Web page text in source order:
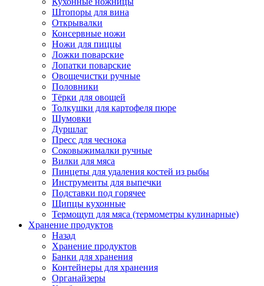
Штопоры для вина
Открывалки
Консервные ножи
Ножи для пиццы
Ложки поварские
Лопатки поварские
Овощечистки ручные
Половники
Тёрки для овощей
Толкушки для картофеля пюре
Шумовки
Дуршлаг
Пресс для чеснока
Соковыжималки ручные
Вилки для мяса
Пинцеты для удаления костей из рыбы
Инструменты для выпечки
Подставки под горячее
Щипцы кухонные
Термощуп для мяса (термометры кулинарные)
Хранение продуктов
Назад
Хранение продуктов
Банки для хранения
Контейнеры для хранения
Органайзеры